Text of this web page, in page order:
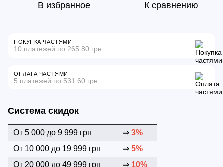
В избранное К сравнению
ПОКУПКА ЧАСТЯМИ
10 платежей по 265.80 грн
ОПЛАТА ЧАСТЯМИ
5 платежей по 531.60 грн
Система скидок
От 5 000 до 9 999 грн ⇒ 3%
От 10 000 до 19 999 грн
⇒ 5%
От 20 000 до 49 999 грн
⇒ 10%